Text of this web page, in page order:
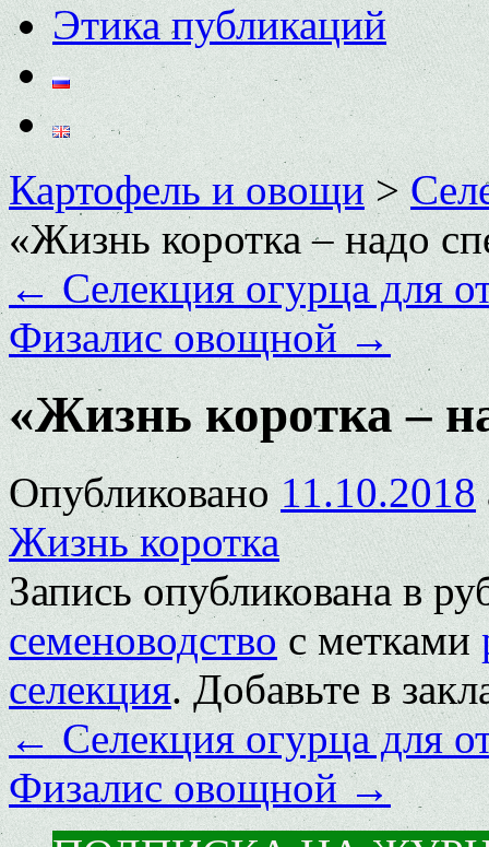
Этика публикаций
Картофель и овощи>
«Жизнь коротка – надо
←Селекция огурца для
Физалис овощной→
«Жизнь коротка –
Опубликовано 11.10.2018
Жизнь коротка
Запись опубликована в
семеноводствос метками
селекция. Добавьте в
←Селекция огурца для
Физалис овощной→